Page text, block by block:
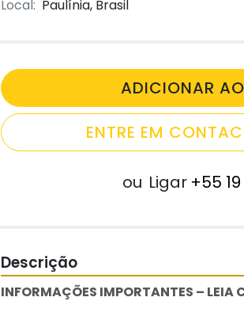
Local: Paulínia, Brasil
ADICIONAR
ENTRE EM
ou Ligar +55
Descrição
INFORMAÇÕES IMPORTANTES – LEIA